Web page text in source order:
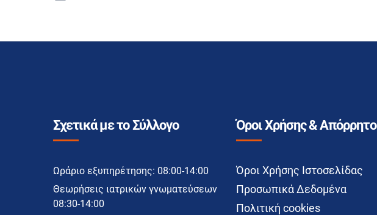
Σχετικά με το Σύλλογο
Ωράριο εξυπηρέτησης: 08:00-14:00
Θεωρήσεις ιατρικών γνωματεύσεων
08:30-14:00
Όροι Χρήσης & Απόρρητο
Όροι Χρήσης Ιστοσελίδας
Προσωπικά Δεδομένα
Πολιτική cookies